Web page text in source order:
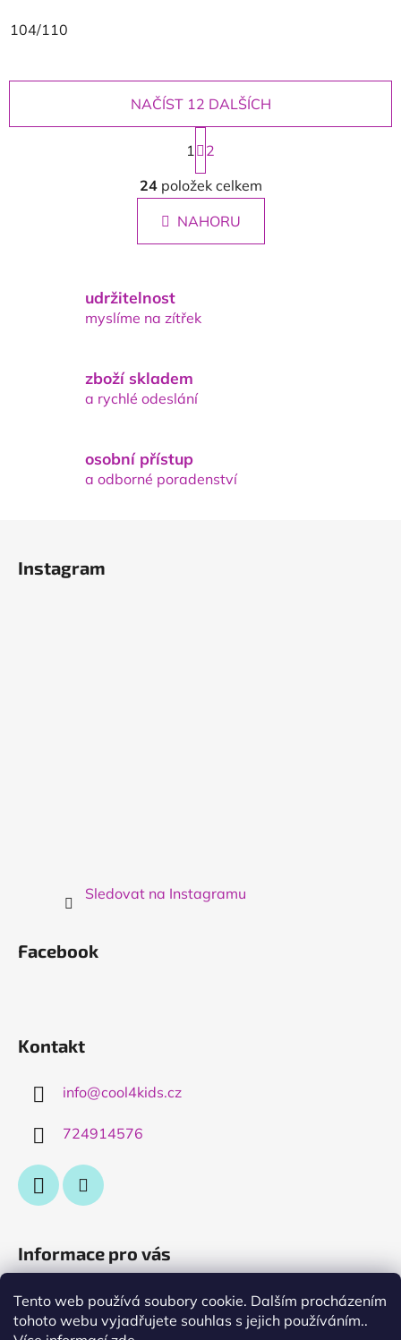
Tento web používá soubory cookie. Dalším procházením
tohoto webu vyjadřujete souhlas s jejich používáním..
104/110
O
v
l
á
d
p
i
NAČÍST 12 DALŠÍCH
S
t
r
á
n
k
1
2
24položek celkem
NAHORU
udržitelnost
myslíme na zítřek
zboží skladem
a rychlé odeslání
osobní přístup
a odborné poradenství
Instagram
Sledovat na Instagramu
Facebook
Kontakt
info@cool4kids.cz
724914576
Informace pro vás
Obchodní podmínky
Podmínky ochrany osobních údajů